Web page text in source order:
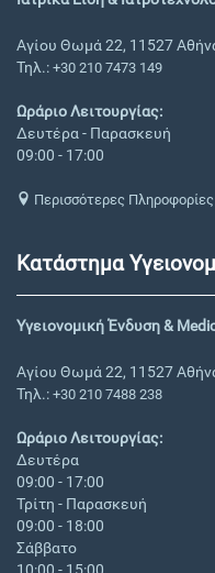
Αγίου Θωμά 22, 11527
Τηλ.: +30 210 7473 149
Ωράριο Λειτουργίας:
Δευτέρα - Παρασκευή
09:00 - 17:00
Περισσότερες Πληροφορίες
Κατάστημα
Υγειονομική Ένδυση &
Αγίου Θωμά 22, 11527
Τηλ.: +30 210 7488 238
Ωράριο Λειτουργίας:
Δευτέρα
09:00 - 17:00
Τρίτη - Παρασκευή
09:00 - 18:00
Σάββατο